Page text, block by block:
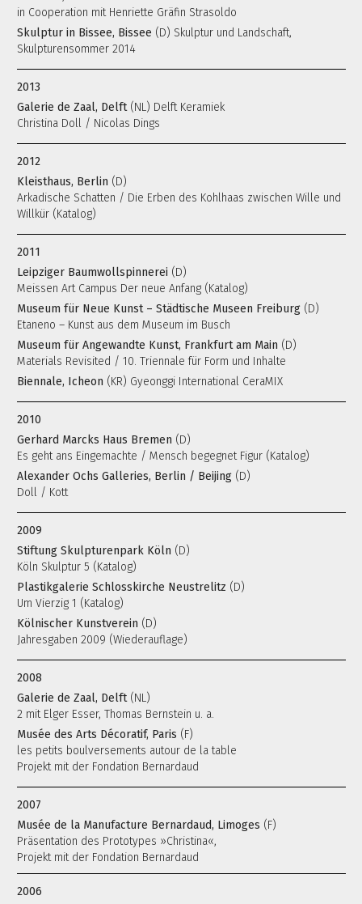
in Cooperation mit Henriette Gräfin Strasoldo
Skulptur in Bissee, Bissee (D) Skulptur und Landschaft,
Skulpturensommer 2014
2013
Galerie de Zaal, Delft(NL) Delft Keramiek
Christina Doll / Nicolas Dings
2012
Kleisthaus, Berlin (D)
Arkadische Schatten / Die Erben des Kohlhaas zwischen Wille und
Willkür (Katalog)
2011
Leipziger Baumwollspinnerei (D)
Meissen Art Campus Der neue Anfang (Katalog)
Museum für Neue Kunst – Städtische Museen Freiburg (D)
Etaneno – Kunst aus dem Museum im Busch
Museum für Angewandte Kunst, Frankfurt am Main (D)
Materials Revisited / 10. Triennale für Form und Inhalte
Biennale, Icheon (KR) Gyeonggi International CeraMIX
2010
Gerhard Marcks Haus Bremen (D)
Es geht ans Eingemachte / Mensch begegnet Figur (Katalog)
Alexander Ochs Galleries, Berlin / Beijing (D)
Doll / Kott
2009
Stiftung Skulpturenpark Köln (D)
Köln Skulptur 5 (Katalog)
Plastikgalerie Schlosskirche Neustrelitz (D)
Um Vierzig 1 (Katalog)
Kölnischer Kunstverein (D)
Jahresgaben 2009 (Wiederauflage)
2008
Galerie de Zaal, Delft(NL)
2 mit Elger Esser, Thomas Bernstein u. a.
Musée des Arts Décoratif, Paris (F)
les petits boulversements autour de la table
Projekt mit der Fondation Bernardaud
2007
Musée de la Manufacture Bernardaud, Limoges (F)
Präsentation des Prototypes »Christina«,
Projekt mit der Fondation Bernardaud
2006